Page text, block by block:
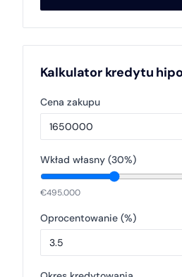
Kalkulator kredytu
Cena zakupu
Wkład własny (30%)
€495.000
Oprocentowanie (%)